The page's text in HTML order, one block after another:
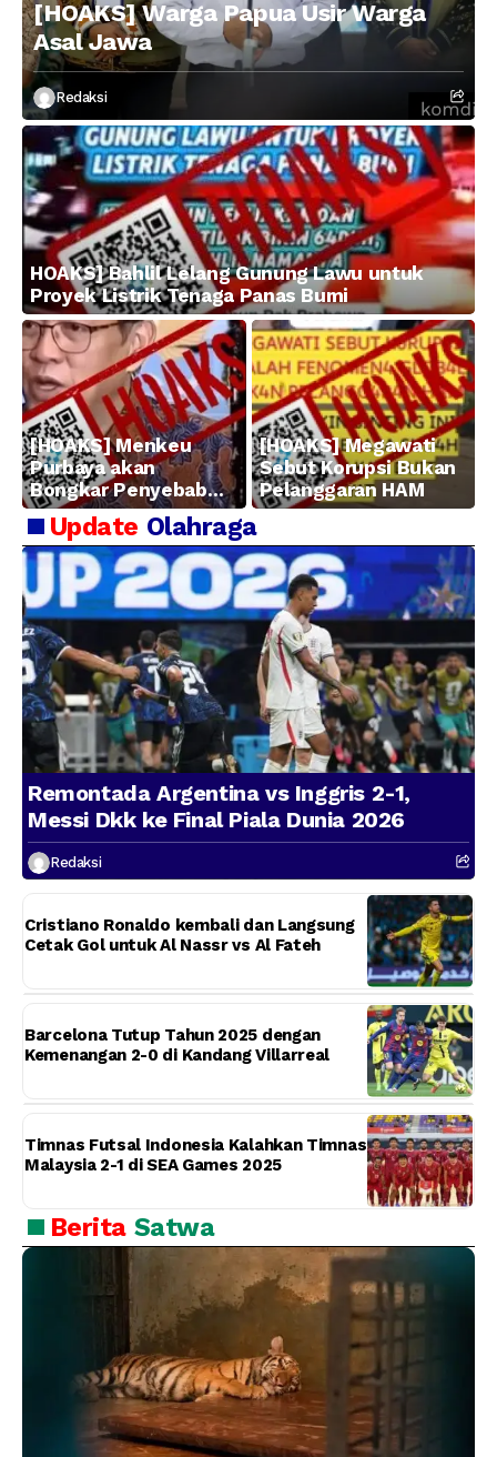
[HOAKS] Warga Papua Usir Warga
Asal Jawa
Redaksi
HOAKS] Bahlil Lelang Gunung Lawu untuk
Proyek Listrik Tenaga Panas Bumi
[HOAKS] Menkeu
Purbaya akan
Bongkar Penyebab
Kerugian BUMN
[HOAKS] Megawati
Sebut Korupsi Bukan
Pelanggaran HAM
Update Olahraga
Remontada Argentina vs Inggris 2-1,
Messi Dkk ke Final Piala Dunia 2026
Redaksi
Cristiano Ronaldo kembali dan Langsung
Cetak Gol untuk Al Nassr vs Al Fateh
Barcelona Tutup Tahun 2025 dengan
Kemenangan 2-0 di Kandang Villarreal
Timnas Futsal Indonesia Kalahkan Timnas
Malaysia 2-1 di SEA Games 2025
Berita Satwa